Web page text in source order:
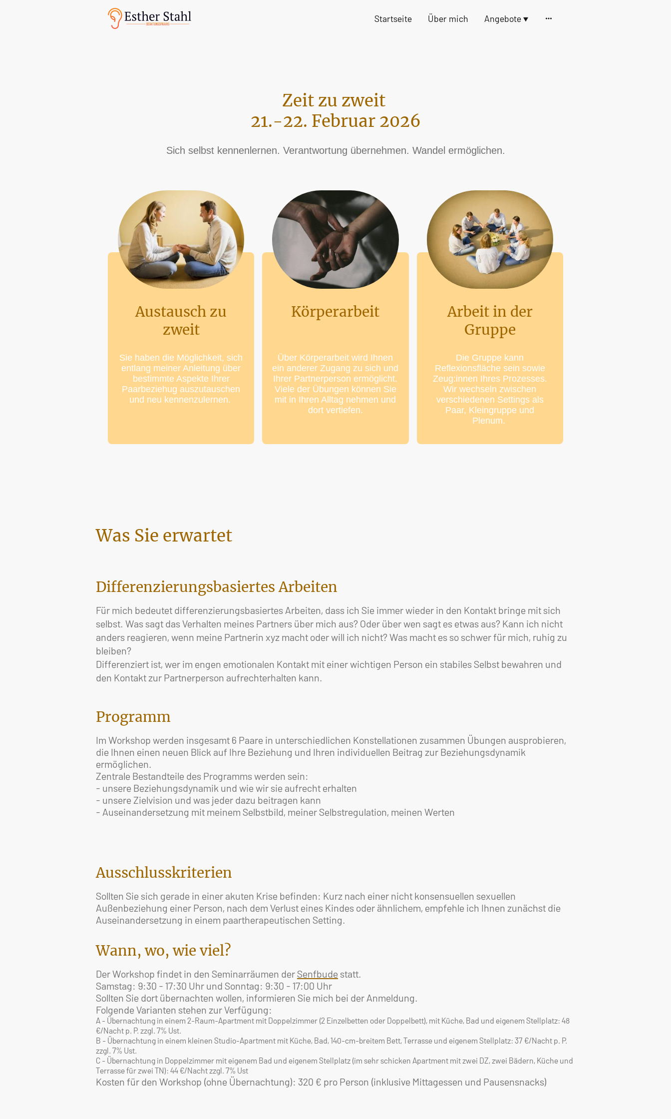
Startseite Über mich Angebote
Zeit zu zweit
21.-22. Februar 2026
Sich selbst kennenlernen. Verantwortung übernehmen. Wandel ermöglichen.
Austausch zu
zweit
Sie haben die Möglichkeit, sich
entlang meiner Anleitung über
bestimmte Aspekte Ihrer
Paarbeziehug auszutauschen
und neu kennenzulernen.
Körperarbeit
Über Körperarbeit wird Ihnen
ein anderer Zugang zu sich und
Ihrer Partnerperson ermöglicht.
Viele der Übungen können Sie
mit in Ihren Alltag nehmen und
dort vertiefen.
Arbeit in der
Gruppe
Die Gruppe kann
Reflexionsfläche sein sowie
Zeug:innen Ihres Prozesses.
Wir wechseln zwischen
verschiedenen Settings als
Paar, Kleingruppe und
Plenum.
Was Sie erwartet
Differenzierungsbasiertes Arbeiten
Für mich bedeutet differenzierungsbasiertes Arbeiten, dass ich Sie immer wieder in den Kontakt bringe mit sich
selbst. Was sagt das Verhalten meines Partners über mich aus? Oder über wen sagt es etwas aus? Kann ich nicht
anders reagieren, wenn meine Partnerin xyz macht oder will ich nicht? Was macht es so schwer für mich, ruhig zu
bleiben?
Differenziert ist, wer im engen emotionalen Kontakt mit einer wichtigen Person ein stabiles Selbst bewahren und
den Kontakt zur Partnerperson aufrechterhalten kann.
Programm
Im Workshop werden insgesamt 6 Paare in unterschiedlichen Konstellationen zusammen Übungen ausprobieren,
die Ihnen einen neuen Blick auf Ihre Beziehung und Ihren individuellen Beitrag zur Beziehungsdynamik
ermöglichen.
Zentrale Bestandteile des Programms werden sein:
- unsere Beziehungsdynamik und wie wir sie aufrecht erhalten
- unsere Zielvision und was jeder dazu beitragen kann
- Auseinandersetzung mit meinem Selbstbild, meiner Selbstregulation, meinen Werten
Ausschlusskriterien
Sollten Sie sich gerade in einer akuten Krise befinden: Kurz nach einer nicht konsensuellen sexuellen
Außenbeziehung einer Person, nach dem Verlust eines Kindes oder ähnlichem, empfehle ich Ihnen zunächst die
Auseinandersetzung in einem paartherapeutischen Setting.
Wann, wo, wie viel?
Der Workshop findet in den Seminarräumen derSenfbude statt.
Samstag: 9:30 - 17:30 Uhr und Sonntag: 9:30 - 17:00 Uhr
Sollten Sie dort übernachten wollen, informieren Sie mich bei der Anmeldung.
Folgende Varianten stehen zur Verfügung:
A - Übernachtung in einem 2-Raum-Apartment mit Doppelzimmer (2 Einzelbetten oder Doppelbett), mit Küche, Bad und eigenem Stellplatz: 48
€/Nacht p. P. zzgl. 7% Ust.
B - Übernachtung in einem kleinen Studio-Apartment mit Küche, Bad, 140-cm-breitem Bett, Terrasse und eigenem Stellplatz: 37 €/Nacht p. P.
zzgl. 7% Ust.
C - Übernachtung in Doppelzimmer mit eigenem Bad und eigenem Stellplatz (im sehr schicken Apartment mit zwei DZ, zwei Bädern, Küche und
Terrasse für zwei TN): 44 €/Nacht zzgl. 7% Ust
Kosten für den Workshop (ohne Übernachtung): 320 € pro Person (inklusive Mittagessen und Pausensnacks)